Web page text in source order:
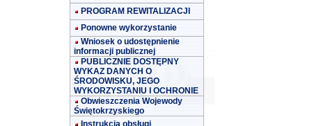
PROGRAM REWITALIZACJI
Ponowne wykorzystanie
Wniosek o udostępnienie
informacji publicznej
PUBLICZNIE DOSTĘPNY
WYKAZ DANYCH O
ŚRODOWISKU, JEGO
WYKORZYSTANIU I OCHRONIE
Obwieszczenia Wojewody
Świętokrzyskiego
Instrukcja obsługi